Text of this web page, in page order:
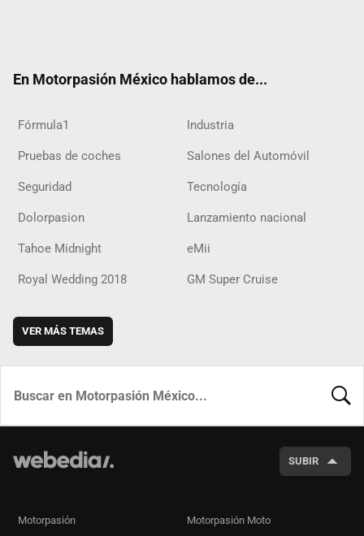
En Motorpasión México hablamos de...
Fórmula1 Industria
Pruebas de coches Salones del Automóvil
Seguridad Tecnología
Dolorpasion Lanzamiento nacional
Tahoe Midnight eMii
Royal Wedding 2018 GM Super Cruise
VER MÁS TEMAS
SUBIR
Motorpasión Motorpasión Moto